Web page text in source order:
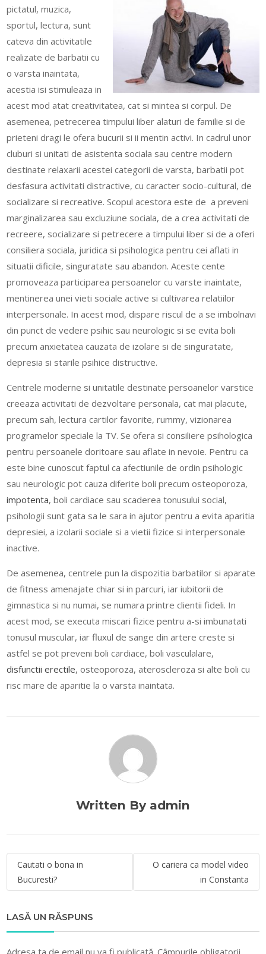
pictatul, muzica,
sportul, lectura, sunt
cateva din activitatile
realizate de barbatii cu
o varsta inaintata,
acestia isi stimuleaza in
acest mod atat creativitatea, cat si mintea si corpul. De
asemenea, petrecerea timpului liber alaturi de familie si de
prieteni dragi le ofera bucurii si ii mentin activi. In cadrul unor
cluburi si unitati de asistenta sociala sau centre modern
destinate relaxarii acestei categorii de varsta, barbatii pot
desfasura activitati distractive, cu caracter socio-cultural, de
socializare si recreative. Scopul acestora este de a preveni
marginalizarea sau excluziune sociala, de a crea activitati de
recreere, socializare si petrecere a timpului liber si de a oferi
consiliera sociala, juridica si psihologica pentru cei aflati in
situatii dificile, singuratate sau abandon. Aceste cente
promoveaza participarea persoanelor cu varste inaintate,
mentinerea unei vieti sociale active si cultivarea relatiilor
interpersonale. In acest mod, dispare riscul de a se imbolnavi
din punct de vedere psihic sau neurologic si se evita boli
precum anxietatea cauzata de izolare si de singuratate,
depresia si starile psihice distructive.
Centrele moderne si unitatile destinate persoanelor varstice
creeaza activitati de dezvoltare personala, cat mai placute,
precum sah, lectura cartilor favorite, rummy, vizionarea
programelor speciale la TV. Se ofera si consiliere psihologica
pentru persoanele doritoare sau aflate in nevoie. Pentru ca
este bine cunoscut faptul ca afectiunile de ordin psihologic
sau neurologic pot cauza diferite boli precum osteoporoza,
impotenta, boli cardiace sau scaderea tonusului social,
psihologii sunt gata sa le sara in ajutor pentru a evita aparitia
depresiei, a izolarii sociale si a vietii fizice si interpersonale
inactive.
De asemenea, centrele pun la dispozitia barbatilor si aparate
de fitness amenajate chiar si in parcuri, iar iubitorii de
gimnastica si nu numai, se numara printre clientii fideli. In
acest mod, se executa miscari fizice pentru a-si imbunatati
tonusul muscular, iar fluxul de sange din artere creste si
astfel se pot preveni boli cardiace, boli vasculalare,
disfunctii erectile, osteoporoza, ateroscleroza si alte boli cu
risc mare de aparitie la o varsta inaintata.
Written By admin
Navigare
în
articole
Cautati o bona in
Bucuresti?
O cariera ca model video
in Constanta
LASĂ UN RĂSPUNS
Adresa ta de email nu va fi publicată. Câmpurile obligatorii